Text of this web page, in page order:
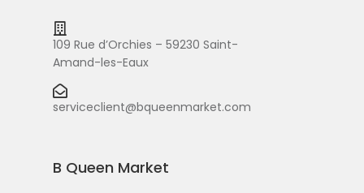
109 Rue d’Orchies – 59230 Saint-
Amand-les-Eaux
serviceclient@bqueenmarket.com
B Queen Market